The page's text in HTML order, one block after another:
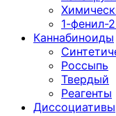
1-фенил-
Каннабиноиды
Россыпь
Твердый
Реагенты
Диссоциативы